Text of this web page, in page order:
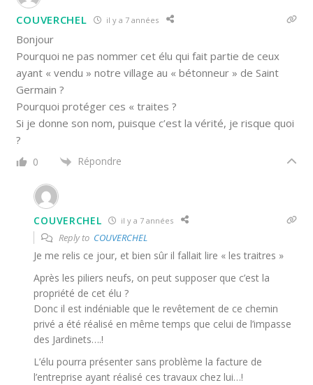
COUVERCHEL il y a 7 années
Bonjour
Pourquoi ne pas nommer cet élu qui fait partie de ceux
ayant « vendu » notre village au « bétonneur » de Saint
Germain ?
Pourquoi protéger ces « traites ?
Si je donne son nom, puisque c’est la vérité, je risque quoi
?
0 Répondre
COUVERCHEL il y a 7 années
Reply to COUVERCHEL
Je me relis ce jour, et bien sûr il fallait lire « les traitres »
Après les piliers neufs, on peut supposer que c’est la
propriété de cet élu ?
Donc il est indéniable que le revêtement de ce chemin
privé a été réalisé en même temps que celui de l’impasse
des Jardinets….!
L’élu pourra présenter sans problème la facture de
l’entreprise ayant réalisé ces travaux chez lui…!